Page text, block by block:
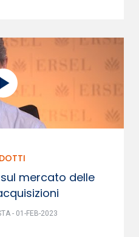
mercato delle
- 01-FEB-2023